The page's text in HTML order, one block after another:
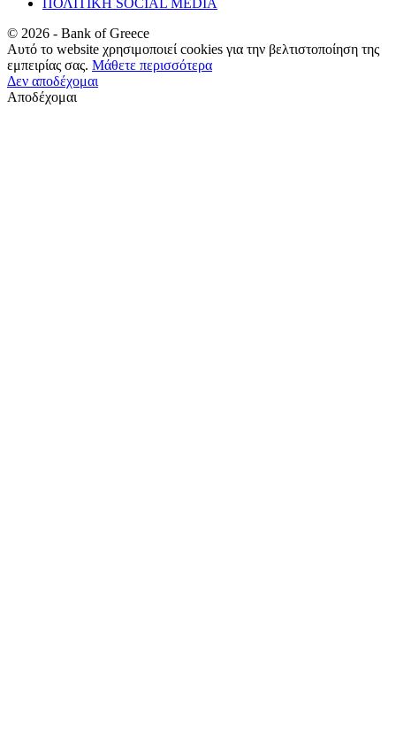
© 2026 - Bank of Greece
Αυτό το website χρησιμοποιεί cookies για την βελτιστοποίηση της
εμπειρίας σας. Μάθετε περισσότερα
Δεν αποδέχομαι
Αποδέχομαι